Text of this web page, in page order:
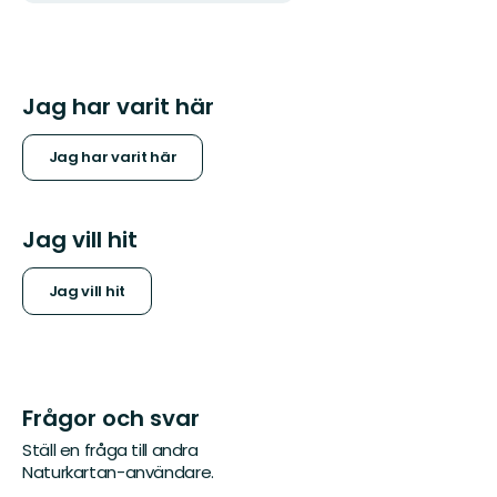
Jag har varit här
Jag har varit här
Jag vill hit
Jag vill hit
Frågor och svar
Ställ en fråga till andra
Naturkartan-användare.